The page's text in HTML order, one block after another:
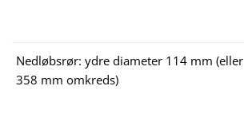
Nedløbsrør: ydre diameter 114 mm (eller
358 mm omkreds)